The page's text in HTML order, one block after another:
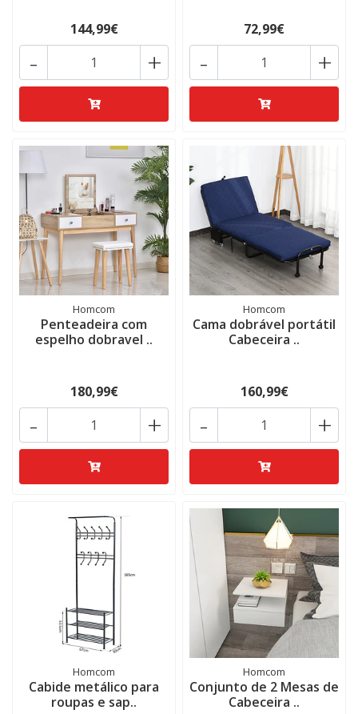
144,99€
+
-
72,99€
+
-
Homcom
Penteadeira com
espelho dobravel ..
180,99€
+
-
Homcom
Cama dobrável portátil
Cabeceira ..
160,99€
+
-
Homcom
Cabide metálico para
roupas e sap..
Homcom
Conjunto de 2 Mesas de
Cabeceira ..